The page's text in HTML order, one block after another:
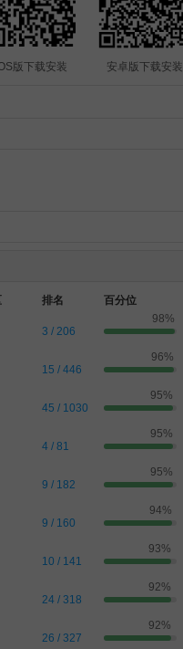
版下载安装 安卓版下载安装
排名
百分位
3 / 206
98%
15 / 446
96%
45 / 1030
95%
4 / 81
95%
9 / 182
95%
9 / 160
94%
10 / 141
93%
24 / 318
92%
26 / 327
92%